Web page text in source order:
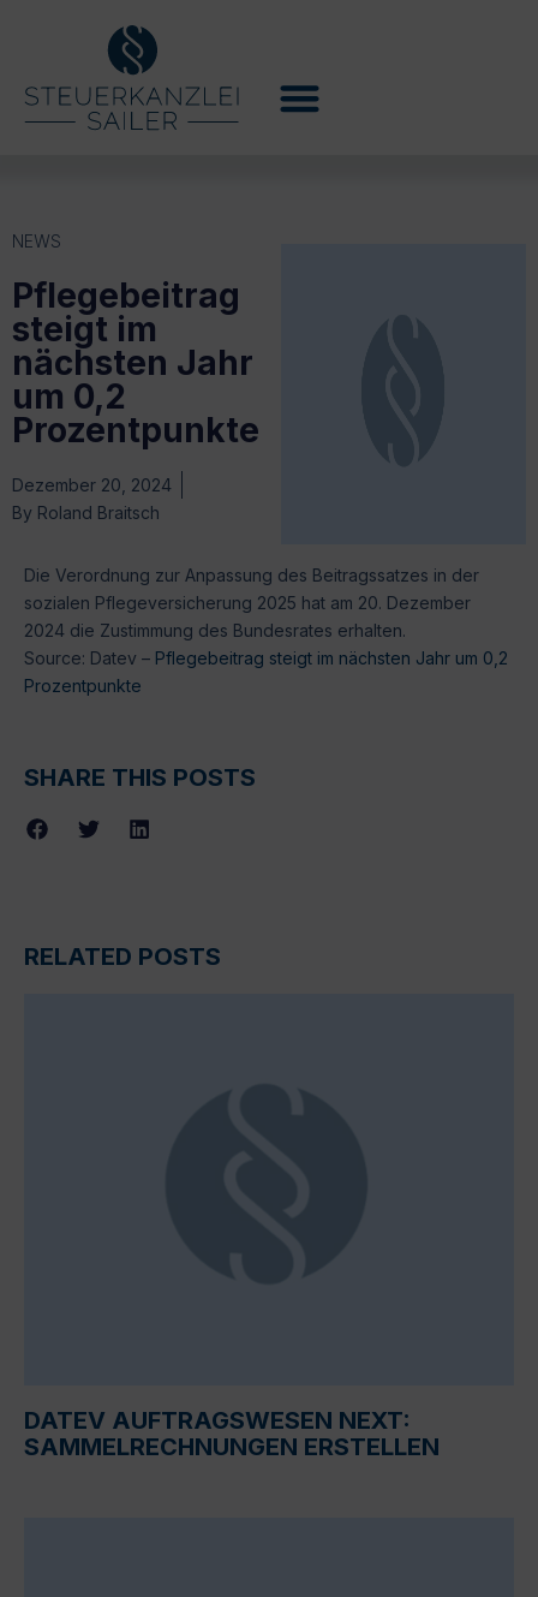
NEWS
Pflegebeitrag
steigt im
nächsten Jahr
um 0,2
Prozentpunkte
Dezember 20, 2024
By Roland Braitsch
Die Verordnung zur Anpassung des Beitragssatzes in der
sozialen Pflegeversicherung 2025 hat am 20. Dezember
2024 die Zustimmung des Bundesrates erhalten.
Source: Datev – Pflegebeitrag steigt im nächsten Jahr um 0,2
Prozentpunkte
SHARE THIS POSTS
RELATED POSTS
DATEV AUFTRAGSWESEN NEXT:
SAMMELRECHNUNGEN ERSTELLEN